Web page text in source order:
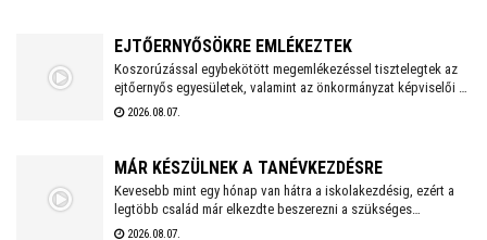
EJTŐERNYŐSÖKRE EMLÉKEZTEK
Koszorúzással egybekötött megemlékezéssel tisztelegtek az
ejtőernyős egyesületek, valamint az önkormányzat képviselői a
Repülős és Ejtőernyős Emlékműnél. A jelenlévők a 62. Önálló
2026.08.07.
MÁR KÉSZÜLNEK A TANÉVKEZDÉSRE
Kevesebb mint egy hónap van hátra a iskolakezdésig, ezért a
legtöbb család már elkezdte beszerezni a szükséges
tanszereket. A fehérvári papír-írószer üzletek már július eleje
2026.08.07.